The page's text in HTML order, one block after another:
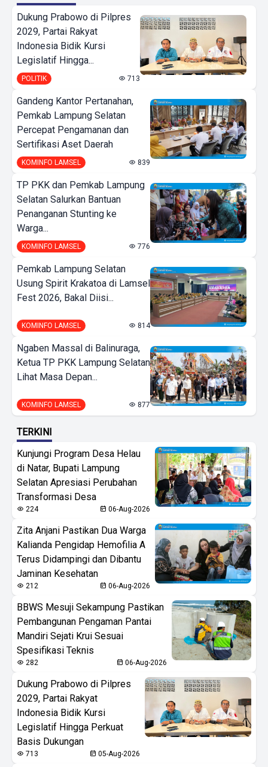
Dukung Prabowo di Pilpres
2029, Partai Rakyat
Indonesia Bidik Kursi
Legislatif Hingga...
POLITIK 713
Gandeng Kantor Pertanahan,
Pemkab Lampung Selatan
Percepat Pengamanan dan
Sertifikasi Aset Daerah
KOMINFO LAMSEL 839
TP PKK dan Pemkab Lampung
Selatan Salurkan Bantuan
Penanganan Stunting ke
Warga...
KOMINFO LAMSEL 776
Pemkab Lampung Selatan
Usung Spirit Krakatoa di Lamsel
Fest 2026, Bakal Diisi...
KOMINFO LAMSEL 814
Ngaben Massal di Balinuraga,
Ketua TP PKK Lampung Selatan
Lihat Masa Depan...
KOMINFO LAMSEL 877
TERKINI
Kunjungi Program Desa Helau
di Natar, Bupati Lampung
Selatan Apresiasi Perubahan
Transformasi Desa
224 06-Aug-2026
Zita Anjani Pastikan Dua Warga
Kalianda Pengidap Hemofilia A
Terus Didampingi dan Dibantu
Jaminan Kesehatan
212 06-Aug-2026
BBWS Mesuji Sekampung Pastikan
Pembangunan Pengaman Pantai
Mandiri Sejati Krui Sesuai
Spesifikasi Teknis
282 06-Aug-2026
Dukung Prabowo di Pilpres
2029, Partai Rakyat
Indonesia Bidik Kursi
Legislatif Hingga Perkuat
Basis Dukungan
713 05-Aug-2026